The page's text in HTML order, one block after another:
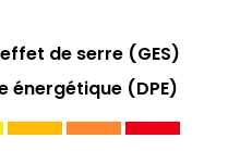
de serre (GES)
énergétique (DPE)